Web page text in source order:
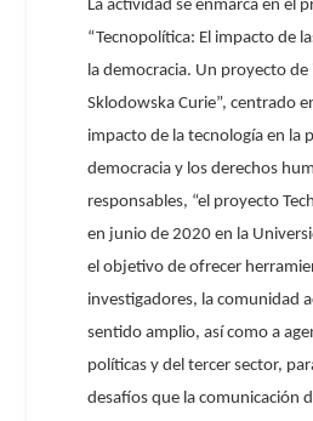
La actividad se enmarca en el
“Tecnopolítica: El impacto de
la democracia. Un proyecto
Sklodowska Curie”, centrado
impacto de la tecnología en la
democracia y los derechos
responsables, “el proyecto
en junio de 2020 en la
el objetivo de ofrecer
investigadores, la comunidad
sentido amplio, así como a
políticas y del tercer sector,
desafíos que la comunicación